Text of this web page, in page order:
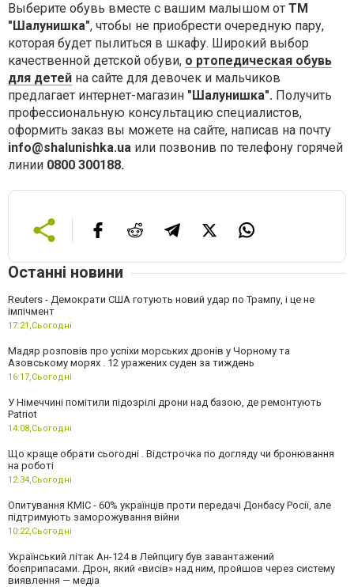
Выберите обувь вместе с вашим малышом от ТМ
"Шалунишка", чтобы не приобрести очередную пару,
которая будет пылиться в шкафу. Широкий выбор
качественной детской обуви, о ртопедическая обувь
для детей на сайте для девочек и мальчиков
предлагает интернет-магазин "Шалунишка". Получить
профессиональную консультацию специалистов,
оформить заказ вы можете на сайте, написав на почту
info@shalunishka.ua или позвонив по телефону горячей
линии 0800 300188.
Останні новини
Reuters - Демократи США готують новий удар по Трампу, і це не
імпічмент
17:21,Сьогодні
Мадяр розповів про успіхи морських дронів у Чорному та
Азовському морях . 12 уражених суден за тиждень
16:17,Сьогодні
У Німеччині помітили підозрілі дрони над базою, де ремонтують
Patriot
14:08,Сьогодні
Що краще обрати сьогодні . Відстрочка по догляду чи бронювання
на роботі
12:34,Сьогодні
Опитування КМІС - 60% українців проти передачі Донбасу Росії, але
підтримують заморожування війни
10:22,Сьогодні
Український літак Ан-124 в Лейпцигу був завантажений
боєприпасами. Дрон, який «висів» над ним, пройшов через систему
виявлення — медіа